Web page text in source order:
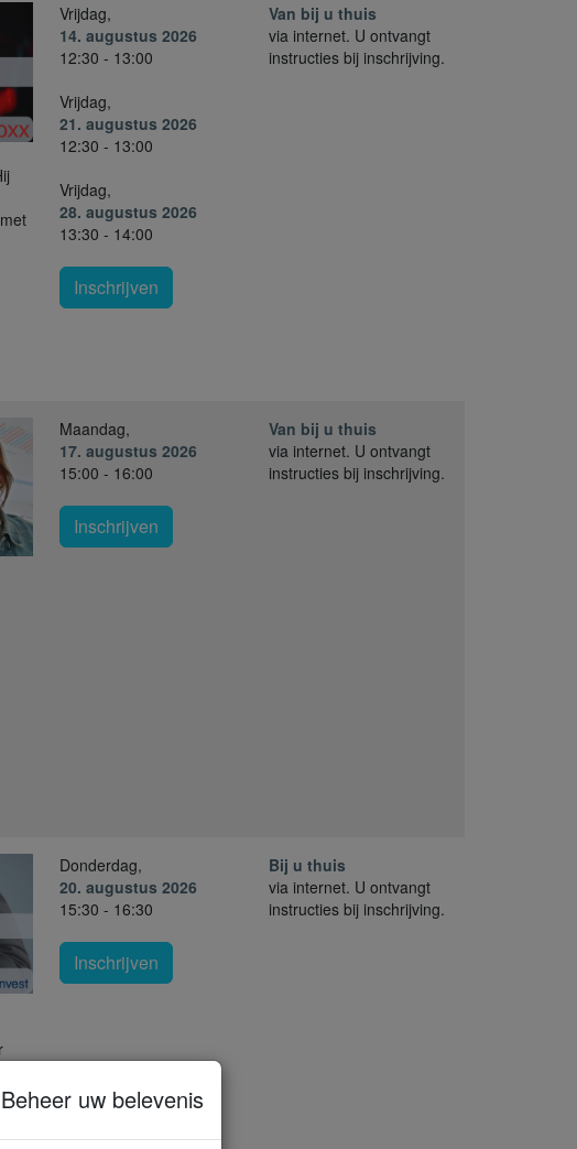
Vrijdag,
14. augustus 2026
12:30 - 13:00
Vrijdag,
21. augustus 2026
12:30 - 13:00
Vrijdag,
28. augustus 2026
13:30 - 14:00
Inschrijven
Van bij u thuis
via internet. U ontvangt
instructies bij inschrijving.
Maandag,
17. augustus 2026
15:00 - 16:00
Inschrijven
Van bij u thuis
via internet. U ontvangt
instructies bij inschrijving.
Donderdag,
20. augustus 2026
15:30 - 16:30
Inschrijven
Bij u thuis
via internet. U ontvangt
instructies bij inschrijving.
Beheer uw belevenis